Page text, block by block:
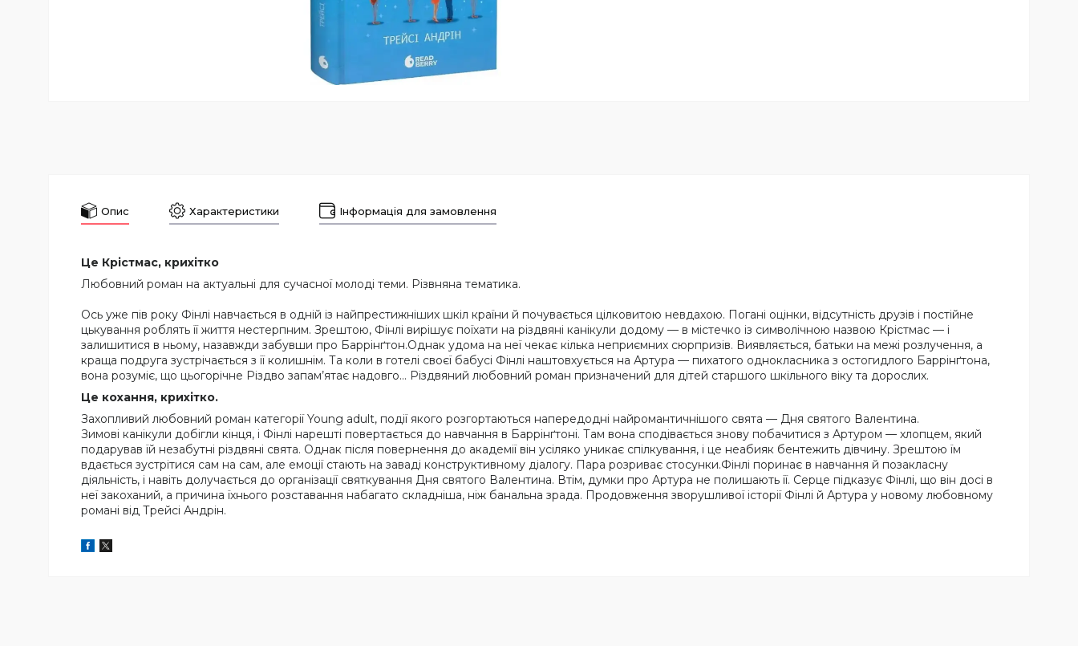
Опис Характеристики Інформація для замовлення
Це Крістмас, крихітко
Любовний роман на актуальні для сучасної молоді теми. Різвняна тематика.
Ось уже пів року Фінлі навчається в одній із найпрестижніших шкіл країни й почувається цілковитою невдахою. Погані оцінки, відсутність друзів і постійне
цькування роблять її життя нестерпним. Зрештою, Фінлі вирішує поїхати на різдвяні канікули додому — в містечко із символічною назвою Крістмас — і
залишитися в ньому, назавжди забувши про Баррінґтон.Однак удома на неї чекає кілька неприємних сюрпризів. Виявляється, батьки на межі розлучення, а
краща подруга зустрічається з її колишнім. Та коли в готелі своєї бабусі Фінлі наштовхується на Артура — пихатого однокласника з остогидлого Баррінґтона,
вона розуміє, що цьогорічне Різдво запам’ятає надовго… Різдвяний любовний роман призначений для дітей старшого шкільного віку та дорослих.
Це кохання, крихітко.
Захопливий любовний роман категорії Young adult, події якого розгортаються напередодні найромантичнішого свята — Дня святого Валентина.
Зимові канікули добігли кінця, і Фінлі нарешті повертається до навчання в Баррінґтоні. Там вона сподівається знову побачитися з Артуром — хлопцем, який
подарував їй незабутні різдвяні свята. Однак після повернення до академії він усіляко уникає спілкування, і це неабияк бентежить дівчину. Зрештою їм
вдається зустрітися сам на сам, але емоції стають на заваді конструктивному діалогу. Пара розриває стосунки.Фінлі поринає в навчання й позакласну
діяльність, і навіть долучається до організації святкування Дня святого Валентина. Втім, думки про Артура не полишають її. Серце підказує Фінлі, що він досі в
неї закоханий, а причина їхнього розставання набагато складніша, ніж банальна зрада. Продовження зворушливої історії Фінлі й Артура у новому любовному
романі від Трейсі Андрін.